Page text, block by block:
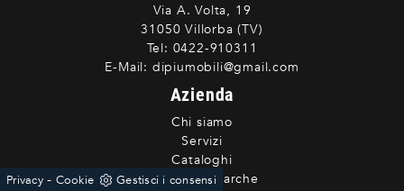
Via A. Volta, 19
31050 Villorba (TV)
Tel: 0422-910311
E-Mail: dipiumobili@gmail.com
Azienda
Chi siamo
Servizi
Cataloghi
Le Nostre marche
Privacy- Cookie Gestisci i consensi